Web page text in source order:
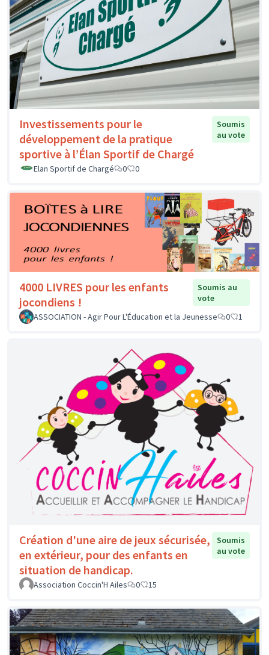
Investissements pour le
développement de la pratique
sportive à l’Élan Sportif de Chargé
Soumis
au vote
Elan Sportif de Chargé 0 0
4000 LIVRES pour les enfants
jocondiens !
Soumis au
vote
ASSOCIATION - Agir Pour L'Éducation et la Jeunesse
0 1
Création d'une aire de jeux sécurisée,
en extérieur, pour des enfants en
situation de handicap.
Soumis
au vote
Association Coccin'H Ailes 0 15